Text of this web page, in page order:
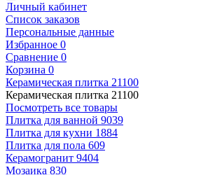
Личный кабинет
Список заказов
Персональные данные
Избранное 0
Сравнение 0
Корзина 0
Керамическая плитка 21100
Керамическая плитка 21100
Посмотреть все товары
Плитка для ванной 9039
Плитка для кухни 1884
Плитка для пола 609
Керамогранит 9404
Мозаика 830